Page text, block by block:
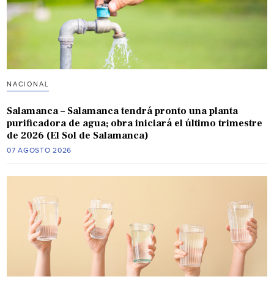
NACIONAL
Salamanca – Salamanca tendrá pronto una planta
purificadora de agua; obra iniciará el último trimestre
de 2026 (El Sol de Salamanca)
07 AGOSTO 2026